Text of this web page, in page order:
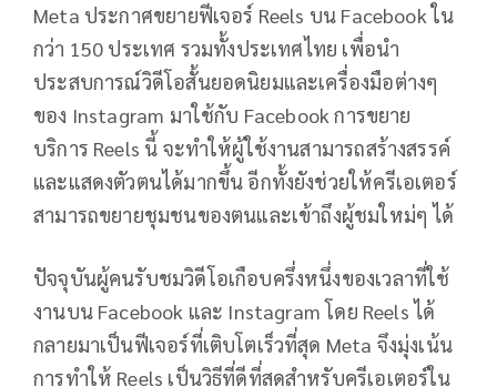
Meta ประกาศขยายฟีเจอร์ Reels บน Facebook ใน
กว่า 150 ประเทศ รวมทั้งประเทศไทย เพื่อนำ
ประสบการณ์วิดีโอสั้นยอดนิยมและเครื่องมือต่างๆ
ของ Instagram มาใช้กับ Facebook การขยาย
บริการ Reels นี้ จะทำให้ผู้ใช้งานสามารถสร้างสรรค์
และแสดงตัวตนได้มากขึ้น อีกทั้งยังช่วยให้ครีเอเตอร์
สามารถขยายชุมชนของตนและเข้าถึงผู้ชมใหม่ๆ ได้
ปัจจุบันผู้คนรับชมวิดีโอเกือบครึ่งหนึ่งของเวลาที่ใช้
งานบน Facebook และ Instagram โดย Reels ได้
กลายมาเป็นฟีเจอร์ที่เติบโตเร็วที่สุด Meta จึงมุ่งเน้น
การทำให้ Reels เป็นวิธีที่ดีที่สุดสำหรับครีเอเตอร์ใน